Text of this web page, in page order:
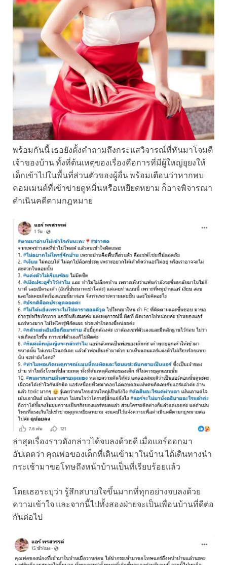
พร้อมกันนี้ เธอยังตั้งคำถามถึงกระแสวิจารณ์ที่หันมาโจมตี
เจ้าของบ้าน ทั้งที่ต้นเหตุของเรื่องคือการที่มีผู้ใหญ่ยุยงให้
เด็กเข้าไปในพื้นที่ส่วนตัวของผู้อื่น พร้อมเตือนว่าหากพบ
คอมเมนต์ที่เข้าข่ายดูหมิ่นหรือเหยียดหยาม ก็อาจพิจารณา
ดำเนินคดีตามกฎหมาย
ล่าสุดเรื่องราวดังกล่าวได้จบลงด้วยดี เมื่อแอร์ออกมา
อัปเดตว่า คุณพ่อของเด็กที่เดินเข้ามาในบ้าน ได้เดินทางนำ
กระเช้ามาขอโทษถึงหน้าบ้านเป็นที่เรียบร้อยแล้ว
โดยเธอระบุว่า รู้สึกสบายใจขึ้นมากที่ทุกอย่างจบลงด้วย
ความเข้าใจ และจากนี้ไปทั้งสองฝ่ายจะเป็นเพื่อนบ้านที่ดีต่อ
กันต่อไป